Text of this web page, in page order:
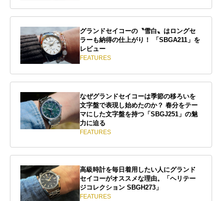
グランドセイコーの〝雪白〟はロングセ
ラーも納得の仕上がり！ 「SBGA211」を
レビュー
FEATURES
なぜグランドセイコーは季節の移ろいを
文字盤で表現し始めたのか？ 春分をテー
マにした文字盤を持つ「SBGJ251」の魅
力に迫る
FEATURES
高級時計を毎日着用したい人にグランド
セイコーがオススメな理由。「ヘリテー
ジコレクション SBGH273」
FEATURES